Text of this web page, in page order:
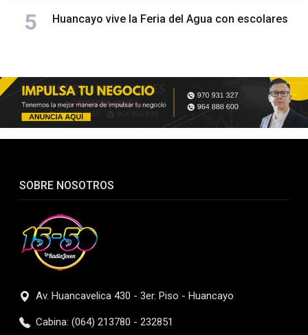
Huancayo vive la Feria del Agua con escolares
SOBRE NOSOTROS
Av. Huancavelica 430 - 3er. Piso - Huancayo
Cabina: (064) 213780 - 232851